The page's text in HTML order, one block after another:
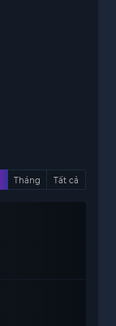
Tháng Tất cả